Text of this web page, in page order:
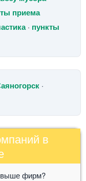
приема
· пункты
·
в
выше фирм?